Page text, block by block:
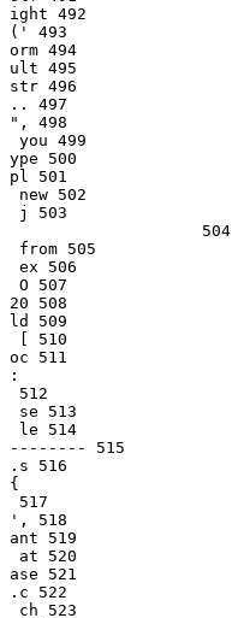
ight 492
(' 493
orm 494
ult 495
str 496
.. 497
", 498
you 499
ype 500
pl 501
new 502
j 503
                    504
from 505
ex 506
O 507
20 508
ld 509
[ 510
oc 511
:
512
se 513
le 514
-------- 515
.s 516
{
517
', 518
ant 519
at 520
ase 521
.c 522